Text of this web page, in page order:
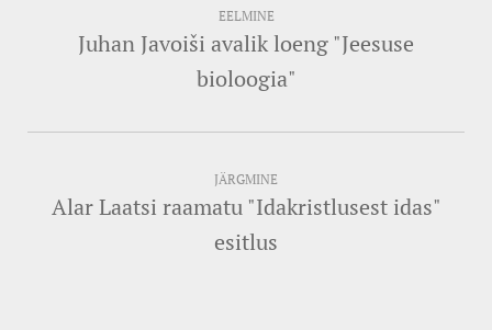
EELMINE
Juhan Javoiši avalik loeng "Jeesuse
bioloogia"
JÄRGMINE
Alar Laatsi raamatu "Idakristlusest idas"
esitlus